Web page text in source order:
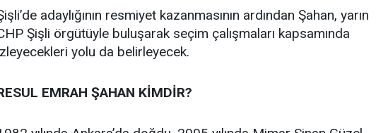
adaylığının resmiyet kazanmasının ardından Şahan, yarın
Şişli örgütüyle buluşarak seçim çalışmaları kapsamında
yolu da belirleyecek.
EMRAH ŞAHAN KİMDİR?